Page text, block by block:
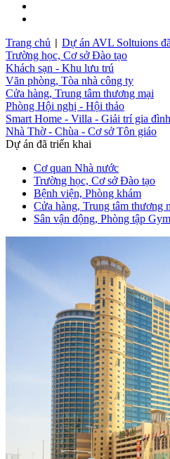
Trang chủ
Dự án AVL Soltuions
Trường học, Cơ sở Đào tạo
Khách sạn - Khu lưu trú
Văn phòng, Tòa nhà công ty
Cửa hàng, Trung tâm thương mại
Phòng Hội nghị - Hội thảo
Smart Home - Villa - Giải trí gia đình
Nhà Thờ - Chùa - Cơ sở Tôn giáo
Dự án đã triển khai
Cơ quan Nhà nước
Trường học, Cơ sở Đào tạo
Bệnh viện, Phòng khám
Cửa hàng, Trung tâm thương
Sân vận động, Phòng tập Gym